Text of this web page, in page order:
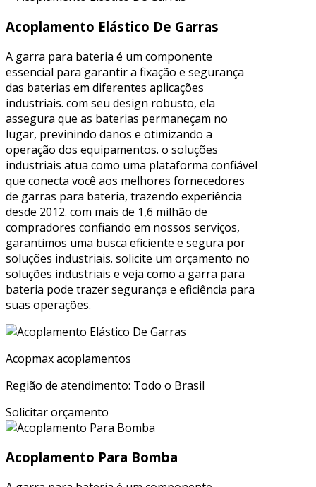
Acoplamento Elástico De Garras
A garra para bateria é um componente
essencial para garantir a fixação e segurança
das baterias em diferentes aplicações
industriais. com seu design robusto, ela
assegura que as baterias permaneçam no
lugar, previnindo danos e otimizando a
operação dos equipamentos. o soluções
industriais atua como uma plataforma confiável
que conecta você aos melhores fornecedores
de garras para bateria, trazendo experiência
desde 2012. com mais de 1,6 milhão de
compradores confiando em nossos serviços,
garantimos uma busca eficiente e segura por
soluções industriais. solicite um orçamento no
soluções industriais e veja como a garra para
bateria pode trazer segurança e eficiência para
suas operações.
Acopmax acoplamentos
Região de atendimento: Todo o Brasil
Solicitar orçamento
Acoplamento Para Bomba